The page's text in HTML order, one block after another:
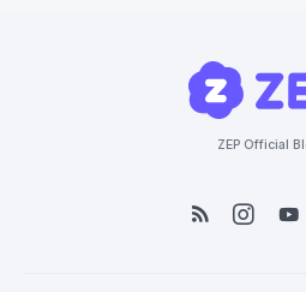
ZEP Official